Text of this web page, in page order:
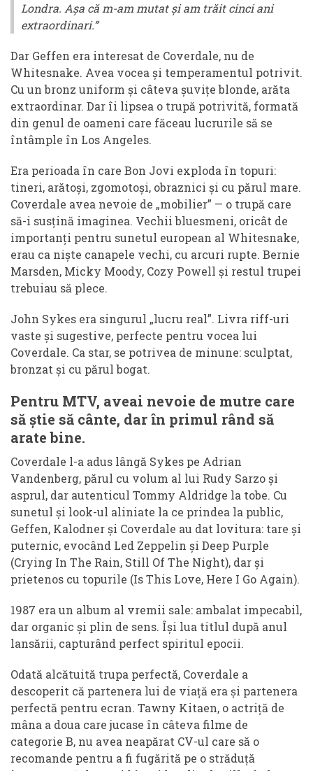
Londra. Așa că m-am mutat și am trăit cinci ani
extraordinari.”
Dar Geffen era interesat de Coverdale, nu de
Whitesnake. Avea vocea și temperamentul potrivit.
Cu un bronz uniform și câteva șuvițe blonde, arăta
extraordinar. Dar îi lipsea o trupă potrivită, formată
din genul de oameni care făceau lucrurile să se
întâmple în Los Angeles.
Era perioada în care Bon Jovi exploda în topuri:
tineri, arătoși, zgomotoși, obraznici și cu părul mare.
Coverdale avea nevoie de „mobilier” — o trupă care
să-i susțină imaginea. Vechii bluesmeni, oricât de
importanți pentru sunetul european al Whitesnake,
erau ca niște canapele vechi, cu arcuri rupte. Bernie
Marsden, Micky Moody, Cozy Powell și restul trupei
trebuiau să plece.
John Sykes era singurul „lucru real”. Livra riff-uri
vaste și sugestive, perfecte pentru vocea lui
Coverdale. Ca star, se potrivea de minune: sculptat,
bronzat și cu părul bogat.
Pentru MTV, aveai nevoie de mutre care
să știe să cânte, dar în primul rând să
arate bine.
Coverdale l-a adus lângă Sykes pe Adrian
Vandenberg, părul cu volum al lui Rudy Sarzo și
asprul, dar autenticul Tommy Aldridge la tobe. Cu
sunetul și look-ul aliniate la ce prindea la public,
Geffen, Kalodner și Coverdale au dat lovitura: tare și
puternic, evocând Led Zeppelin și Deep Purple
(Crying In The Rain, Still Of The Night), dar și
prietenos cu topurile (Is This Love, Here I Go Again).
1987 era un album al vremii sale: ambalat impecabil,
dar organic și plin de sens. Își lua titlul după anul
lansării, capturând perfect spiritul epocii.
Odată alcătuită trupa perfectă, Coverdale a
descoperit că partenera lui de viață era și partenera
perfectă pentru ecran. Tawny Kitaen, o actriță de
mâna a doua care jucase în câteva filme de
categorie B, nu avea neapărat CV-ul care să o
recomande pentru a fi fugărită pe o străduță